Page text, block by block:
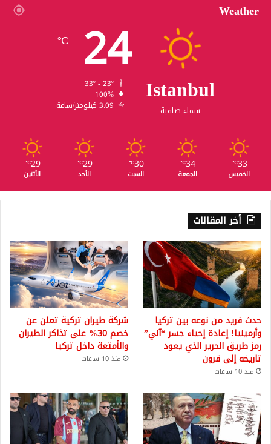
Weather
Istanbul
سماء صافية
24
℃
100%
3.09 كيلومتر/ساعة
33
℃
الخميس
34
℃
الجمعة
30
℃
السبت
29
℃
الأحد
29
℃
الأثنين
أخر المقالات
حدث فريد من نوعه بين تركيا
وأرمينيا! إعادة إحياء جسر “آني”
رمز طريق الحرير الذي يعود
تاريخه إلى قرون
منذ 10 ساعات
شركة طيران تركية تعلن عن
خصم 30% على تذاكر الطيران
والأمتعة داخل تركيا
منذ 10 ساعات